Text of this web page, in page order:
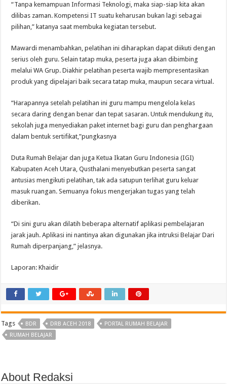
“Tanpa kemampuan Informasi Teknologi, maka siap-siap kita akan
dilibas zaman. Kompetensi IT suatu keharusan bukan lagi sebagai
pilihan,” katanya saat membuka kegiatan tersebut.
Mawardi menambahkan, pelatihan ini diharapkan dapat diikuti dengan
serius oleh guru. Selain tatap muka, peserta juga akan dibimbing
melalui WA Grup. Diakhir pelatihan peserta wajib mempresentasikan
produk yang dipelajari baik secara tatap muka, maupun secara virtual.
“Harapannya setelah pelatihan ini guru mampu mengelola kelas
secara daring dengan benar dan tepat sasaran. Untuk mendukung itu,
sekolah juga menyediakan paket internet bagi guru dan penghargaan
dalam bentuk sertifikat,”pungkasnya
Duta Rumah Belajar dan juga Ketua Ikatan Guru Indonesia (IGI)
Kabupaten Aceh Utara, Qusthalani menyebutkan peserta sangat
antusias mengikuti pelatihan, tak ada satupun terlihat guru keluar
masuk ruangan. Semuanya fokus mengerjakan tugas yang telah
diberikan.
“Di sini guru akan dilatih beberapa alternatif aplikasi pembelajaran
jarak jauh. Aplikasi ini nantinya akan digunakan jika intruksi Belajar Dari
Rumah diperpanjang,” jelasnya.
Laporan: Khaidir
Tags BDR DRB ACEH 2018
PORTAL RUMAH BELAJAR
RUMAH BELAJAR
About Redaksi